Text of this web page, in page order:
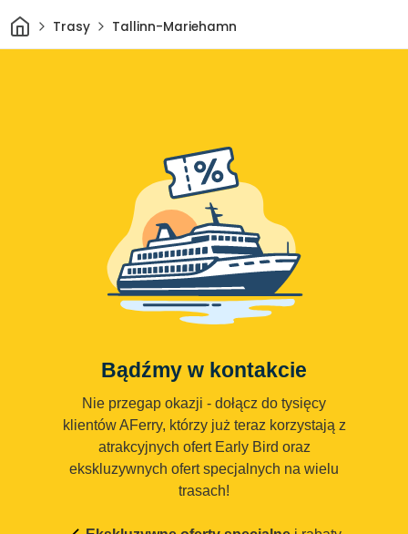
DomTrasy Tallinn-Mariehamn
Bądźmy w kontakcie
Nie przegap okazji - dołącz do tysięcy
klientów AFerry, którzy już teraz korzystają z
atrakcyjnych ofert Early Bird oraz
ekskluzywnych ofert specjalnych na wielu
trasach!